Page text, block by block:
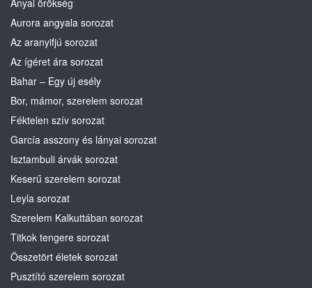
Anyai örökség
Aurora angyala sorozat
Az aranyifjú sorozat
Az ígéret ára sorozat
Bahar – Egy új esély
Bor, mámor, szerelem sorozat
Féktelen szív sorozat
García asszony és lányai sorozat
Isztambuli árvák sorozat
Keserű szerelem sorozat
Leyla sorozat
Szerelem Kalkuttában sorozat
Titkok tengere sorozat
Összetört életek sorozat
Pusztító szerelem sorozat